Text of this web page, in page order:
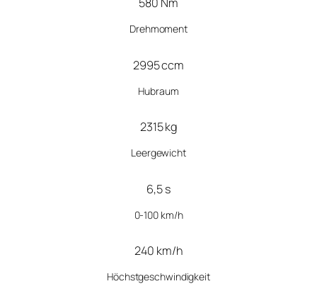
Drehmoment
2995 ccm
Hubraum
2315 kg
Leergewicht
6,5 s
0-100 km/h
240 km/h
Höchstgeschwindigkeit